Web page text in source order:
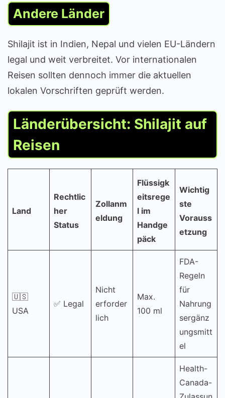
Andere Länder
Shilajit ist in Indien, Nepal und vielen EU-Ländern
legal und weit verbreitet. Vor internationalen
Reisen sollten dennoch immer die aktuellen
lokalen Vorschriften geprüft werden.
Länderübersicht: Shilajit auf
Reisen
Land
Rechtlic
her
Status
Zollanm
eldung
Flüssigk
eitsrege
l im
Handge
päck
Wichtig
ste
Vorauss
etzung
🇺🇸
USA
✅ Legal
Nicht
erforder
lich
Max.
100 ml
FDA-
Regeln
für
Nahrung
sergänz
ungsmitt
el
Health-
Canada-